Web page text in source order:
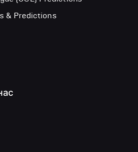
& Predictions